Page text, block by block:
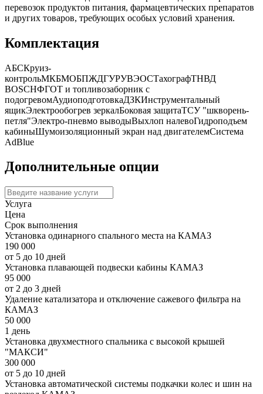
перевозок продуктов питания, фармацевтических препаратов
и других товаров, требующих особых условий хранения.
Комплектация
АБСКруиз-
контрольМКБМОБПЖДГУРУВЭОСТахографТНВД
BOSCHФГОТ и топливозаборник с
подогревомАудиоподготовкаДЗКИнструментальный
ящикЭлектрообогрев зеркалБоковая защитаТСУ "шкворень-
петля"Электро-пневмо выводыВыхлоп налевоГидроподъем
кабиныШумоизоляционный экран над двигателемСистема
AdBlue
Дополнительные опции
Услуга
Цена
Срок выполнения
Установка одинарного спального места на КАМАЗ
190 000
от 5 до 10 дней
Установка плавающей подвески кабины КАМАЗ
95 000
от 2 до 3 дней
Удаление катализатора и отключение сажевого фильтра на
КАМАЗ
50 000
1 день
Установка двухместного спальника с высокой крышей
"МАКСИ"
300 000
от 5 до 10 дней
Установка автоматической системы подкачки колес и шин на